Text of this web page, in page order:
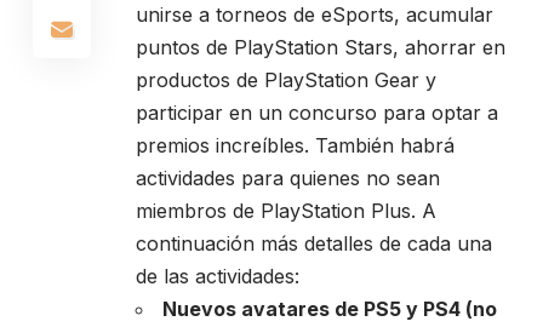
unirse a torneos de eSports, acumular
puntos de PlayStation Stars, ahorrar en
productos de PlayStation Gear y
participar en un concurso para optar a
premios increíbles. También habrá
actividades para quienes no sean
miembros de PlayStation Plus. A
continuación más detalles de cada una
de las actividades:
Nuevos avatares de PS5 y PS4 (no